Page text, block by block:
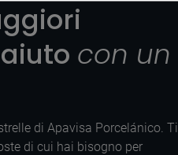
con un
di Apavisa Porcelánico. Ti
di cui hai bisogno per